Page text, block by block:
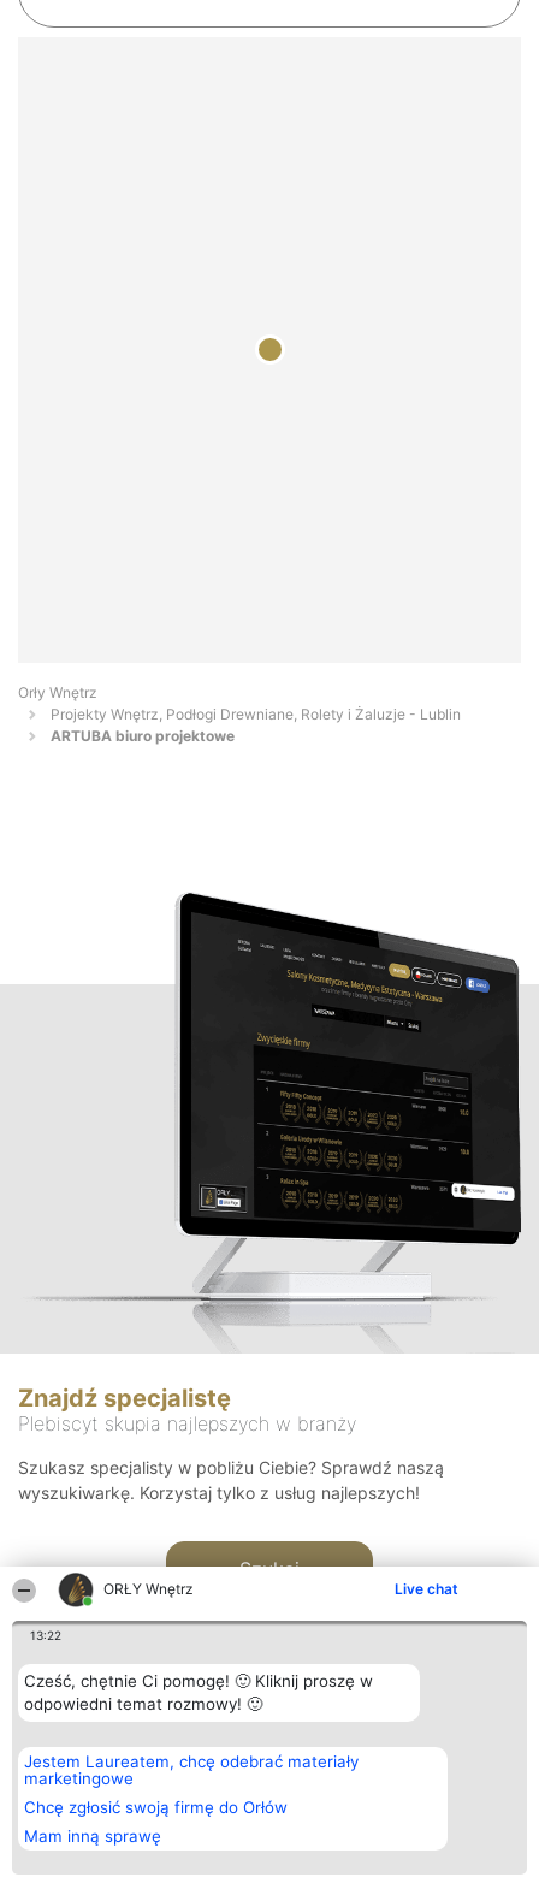
ORŁY Wnętrz Live chat
13:22
Cześć, chętnie Ci pomogę! 🙂 Kliknij proszę w
odpowiedni temat rozmowy! 🙂
Jestem Laureatem, chcę odebrać materiały
marketingowe
Chcę zgłosić swoją firmę do Orłów
Mam inną sprawę
Orły Wnętrz
Projekty Wnętrz, Podłogi Drewniane, Rolety i Żaluzje - Lublin
ARTUBA biuro projektowe
Znajdź specjalistę
Plebiscyt skupia najlepszych w branży
Szukasz specjalisty w pobliżu Ciebie? Sprawdź naszą
wyszukiwarkę. Korzystaj tylko z usług najlepszych!
Szukaj
Organizator plebiscytu
Bright Side Solutions sp. z o.
o. sp. k.
ul. Ruska 22
Wrocław 50-079
KRS 0000749100 | Regon
381313360 | NIP 8943132676
Plebiscyt
Laureaci
wszystkich
Laureatów
Regulamin
Kontakt
Kontakt